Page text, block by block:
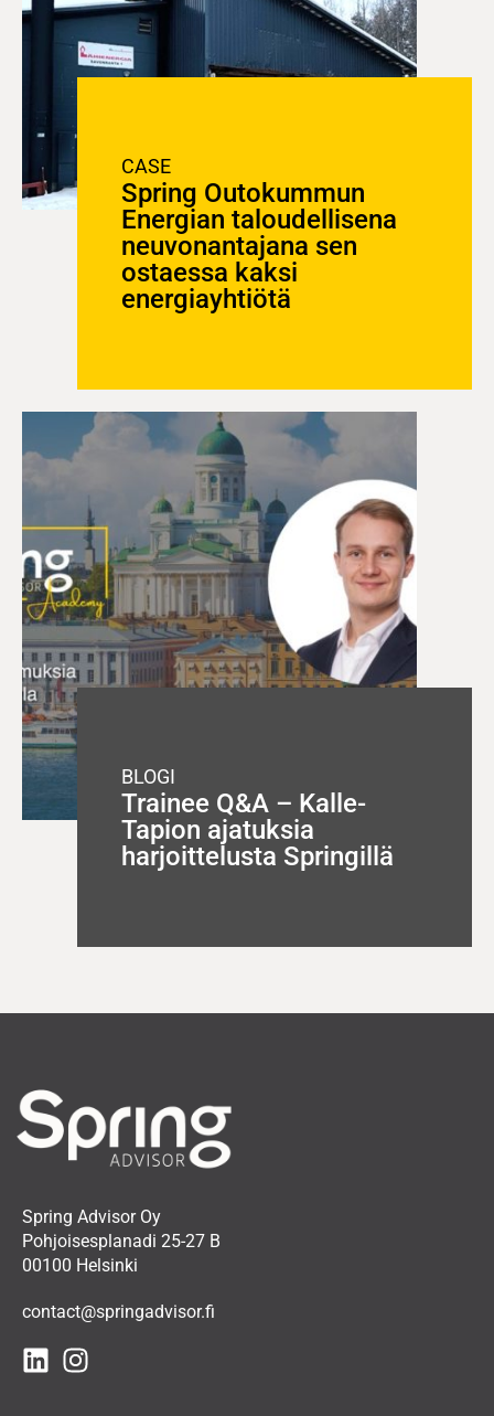
CASE
Spring Outokummun
Energian taloudellisena
neuvonantajana sen
ostaessa kaksi
energiayhtiötä
BLOGI
Trainee Q&A – Kalle-
Tapion ajatuksia
harjoittelusta Springillä
Spring Advisor Oy
Pohjoisesplanadi 25-27 B
00100 Helsinki
contact@springadvisor.fi